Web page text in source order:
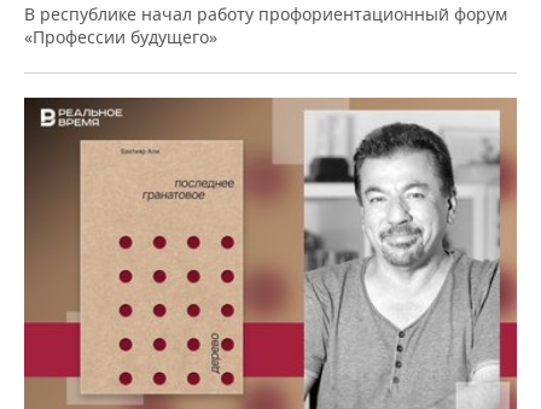
В республике начал работу профориентационный форум
«Профессии будущего»